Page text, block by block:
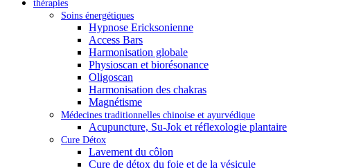
thérapies
Soins énergétiques
Hypnose Ericksonienne
Access Bars
Harmonisation globale
Physioscan et biorésonance
Oligoscan
Harmonisation des chakras
Magnétisme
Médecines traditionnelles chinoise et ayurvédique
Acupuncture, Su-Jok et réflexologie plantaire
Cure Détox
Lavement du côlon
Cure de détox du foie et de la vésicule